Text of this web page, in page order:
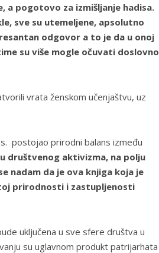
a pogotovo za izmišljanje hadisa.
sve su utemeljene, apsolutno
odgovor a to je da u onoj
su više mogle očuvati doslovno
vrata ženskom učenjaštvu, uz
postojao prirodni balans između
društvenog aktivizma, na polju
nadam da je ova knjiga koja je
prirodnosti i zastupljenosti
uključena u sve sfere društva u
su uglavnom produkt patrijarhata